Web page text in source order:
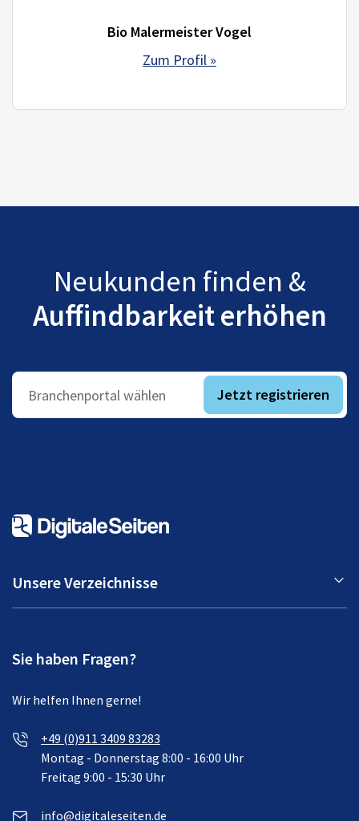
Bio Malermeister Vogel
Zum Profil »
Neukunden finden &
Auffindbarkeit erhöhen
Branchenportal wählen Jetzt registrieren
Unsere Verzeichnisse
Sie haben Fragen?
Wir helfen Ihnen gerne!
+49 (0)911 3409 83283
Montag - Donnerstag 8:00 - 16:00 Uhr
Freitag 9:00 - 15:30 Uhr
info@digitaleseiten.de